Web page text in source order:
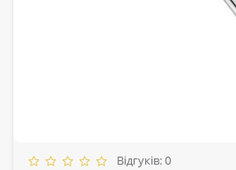
Відгуків: 0